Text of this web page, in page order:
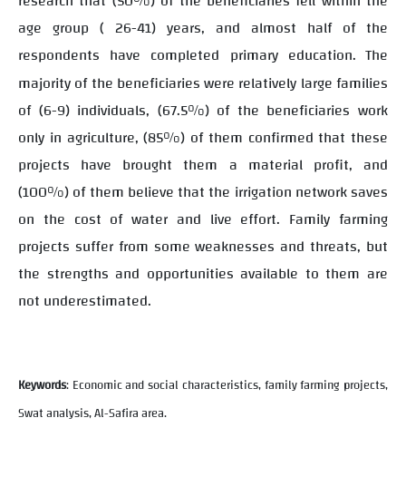
age group ( 26-41) years, and almost half of the
respondents have completed primary education. The
majority of the beneficiaries were relatively large families
of (6-9) individuals, (67.5%) of the beneficiaries work
only in agriculture, (85%) of them confirmed that these
projects have brought them a material profit, and
(100%) of them believe that the irrigation network saves
on the cost of water and live effort. Family farming
projects suffer from some weaknesses and threats, but
the strengths and opportunities available to them are
not underestimated.
Keywords: Economic and social characteristics, family farming projects,
Swat analysis, Al-Safira area.